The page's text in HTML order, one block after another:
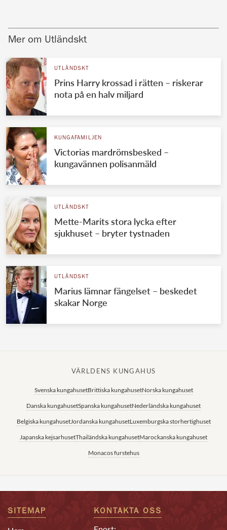
Mer om Utländskt
UTLÄNDSKT
Prins Harry krossad i rätten – riskerar
nota på en halv miljard
KUNGAFAMILJEN
Victorias mardrömsbesked –
kungavännen polisanmäld
UTLÄNDSKT
Mette-Marits stora lycka efter
sjukhuset – bryter tystnaden
UTLÄNDSKT
Marius lämnar fängelset – beskedet
skakar Norge
VÄRLDENS KUNGAHUS
Svenska kungahusetBrittiska kungahusetNorska kungahuset
Danska kungahusetSpanska kungahusetNederländska kungahuset
Belgiska kungahusetJordanska kungahusetLuxemburgska storhertighuset
Japanska kejsarhusetThailändska kungahusetMarockanska kungahuset
Monacos furstehus
SITEMAP KONTAKTA OSS